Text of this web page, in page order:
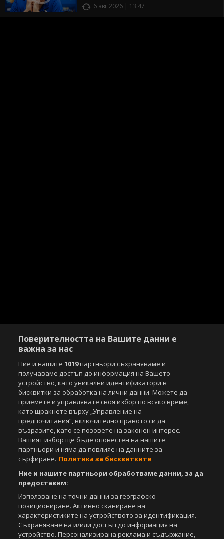
6 авг 2026 | 13:47
Copyright © 2007-2026 Агенция Спортал. Всички права запазени.
Този уебсайт е собственост наSportal Media Group
За нас Екип За рекламa
Общи условия
Етични правила на НСС
Лични данни
Управление на предпочитания
Съдържанието на този уеб сайт и технологиите, използвани в него, са
Всички статии, репортажи, интервюта и други текстови, графични и
видео материали, публикувани в сайта, са собственост на Агенция
Спортал, освен ако изрично е посочено друго. Допуска се
публикуване на текстови материали само след писмено съгласие на
Агенция Спортал, посочване на източника и добавяне на линк към
Поверителността на Вашите данни е
важна за нас
Ние и нашите1019партньори съхраняваме и
получаваме достъп до информация на Вашето
устройство, като уникални идентификатори в
бисквитки за обработка на лични данни. Можете да
приемете и управлявате своя избор по всяко време,
като щракнете върху „Управление на
предпочитания“, включително правото си да
възразите, като се позовете на законен интерес.
Вашият избор ще бъде оповестен на нашите
партньори и няма да повлияе на данните за
сърфиране. Политика за бисквитките
Ние и нашите партньори обработваме данни, за да
предоставим:
Използване на точни данни за географско
позициониране. Активно сканиране на
характеристиките на устройството за идентификация.
Съхраняване на и/или достъп до информация на
устройство. Персонализирана реклама и съдържание,